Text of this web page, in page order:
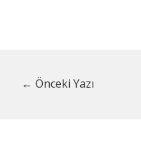
← Önceki Yazı